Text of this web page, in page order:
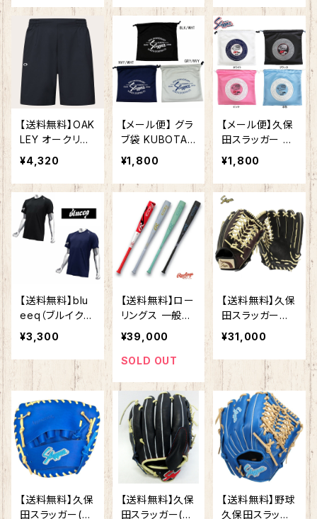
2.0（FOA40881
4） 水陸両用 撥
水 ハーフパンツ
メンズ aviator
green
7.0 ショートパン
ツ メンズ FOA4
08813 black
print ブラックプ
リント
7.0 ショートパン
ツ メンズ FOA4
08813 dark c
loud ダーク・
クラウド
【送料無料】OAK
LEY オークリー
エンハンス モビ
リティ ショーツ
7.0 ショートパン
ツ メンズ FOA4
08813 pitch
black ピッチ・
ブラック
¥4,320
【メール便】 グラ
ブ袋 KUBOTA
SLUGGER クボ
タスラッガー 90
周年記念 限定
グラブ袋 野球 ト
リプルクラウンプ
リント 巾着袋 グ
ローブ 26SS(L
T25-A9) 久保
田
¥1,800
【メール便】久保
田スラッガー グ
ローブ 90周年
記念 限定グラブ
袋 LT25-A8 サ
ークルプリント
巾着袋 野球
¥1,800
【送料無料】blu
eeq（ブルイク）
3R DRY TEE（3
R ドライ ティ
ー）BQAS0007
0 BQAS0007
2 地球環境
リサイクル 速
乾素材 持続可
能 SDGS リ
ユース リデュ
ース REDUCE
REUSE, RE
CYCLE 3R
環境問題 持続
¥3,300
【送料無料】ロー
リングス 一般軟
式 バット ICON
アイコン 83cm
670g 84cm 6
0g 大人 BR6IO
NE 軽い 軽量 ウ
レタンバット FR
P製バット JSBB
マーク 軟式野球
草野球 試合 ra
wlings
¥39,000
SOLD OUT
【送料無料】久保
田スラッガー
右・左 限定 軟式
プロモデル G39
選手レプリカ KS
N-ST39ベース
W-17 ブラック×
バーガンディ 外
野手用 プロ
¥31,000
【送料無料】久保
田スラッガー(K
【送料無料】久保
田スラッガー(K
【送料無料】野球
久保田スラッガ